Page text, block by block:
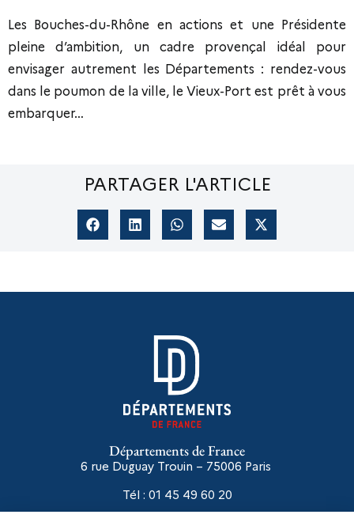
Les Bouches-du-Rhône en actions et une Présidente
pleine d’ambition, un cadre provençal idéal pour
envisager autrement les Départements : rendez-vous
dans le poumon de la ville, le Vieux-Port est prêt à vous
embarquer…
PARTAGER L'ARTICLE
Départements de France
6 rue Duguay Trouin – 75006 Paris
Tél : 01 45 49 60 20